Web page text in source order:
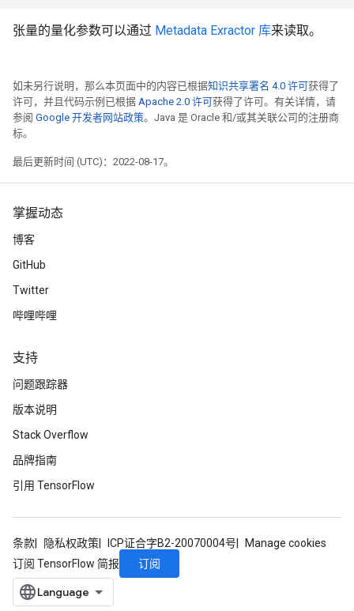
张量的量化参数可以通过 Metadata Exractor 库来读取。
如未另行说明，那么本页面中的内容已根据知识共享署名 4.0 许可获得了
许可，并且代码示例已根据 Apache 2.0 许可获得了许可。有关详情，请
参阅 Google 开发者网站政策。Java 是 Oracle 和/或其关联公司的注册商
标。
最后更新时间 (UTC)：2022-08-17。
掌握动态
博客
GitHub
Twitter
哔哩哔哩
支持
问题跟踪器
版本说明
Stack Overflow
品牌指南
引用 TensorFlow
条款 隐私权政策 ICP证合字B2-20070004号
Manage cookies
订阅 TensorFlow 简报
订阅